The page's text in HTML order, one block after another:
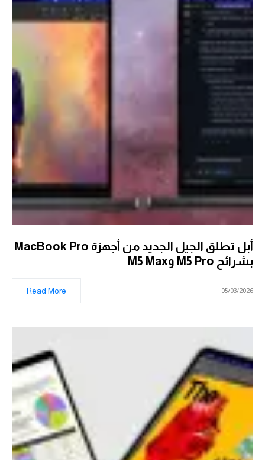
أبل تطلق الجيل الجديد من أجهزة MacBook Pro
بشرائح M5 Pro وM5 Max
05/03/2026
Read More